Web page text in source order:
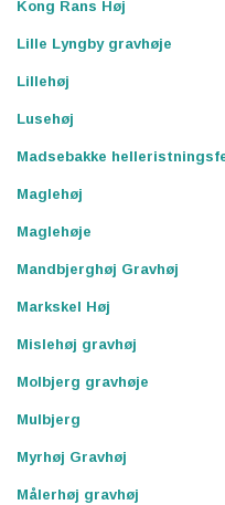
Kong Rans Høj
Lille Lyngby gravhøje
Lillehøj
Lusehøj
Madsebakke
Maglehøj
Maglehøje
Mandbjerghøj Gravhøj
Markskel Høj
Mislehøj gravhøj
Molbjerg gravhøje
Mulbjerg
Myrhøj Gravhøj
Målerhøj gravhøj